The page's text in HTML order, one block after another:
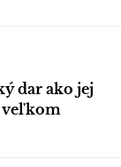
dar ako jej
veľkom